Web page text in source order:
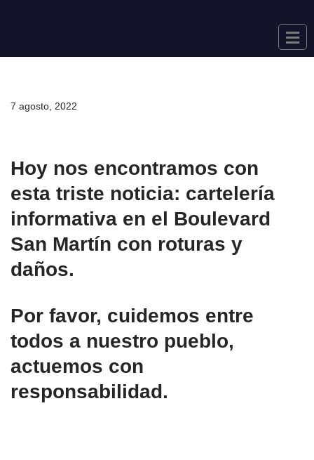
al
7 agosto, 2022
Hoy nos encontramos con
esta triste noticia: cartelería
informativa en el Boulevard
San Martín con roturas y
daños.
Por favor, cuidemos entre
todos a nuestro pueblo,
actuemos con
responsabilidad.